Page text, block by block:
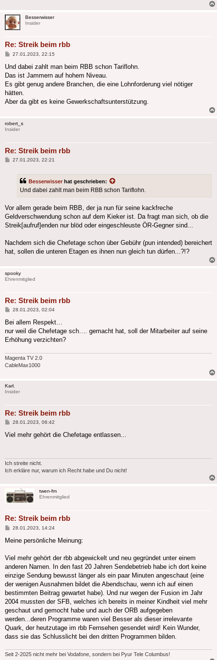
Besserwisser
Insider
Re: Streik beim rbb
Beitrag
27.01.2023, 22:15
Und dabei zahlt man beim RBB schon Tariflohn.
Das ist Jammern auf hohem Niveau.
Es gibt genug andere Branchen, die eine Lohnforderung viel nötiger
hätten.
Aber da gibt es keine Gewerkschaftsunterstützung.
robert_s
Insider
Re: Streik beim rbb
Beitrag
27.01.2023, 22:21
Besserwisser hat geschrieben:
Und dabei zahlt man beim RBB schon Tariflohn.
Vor allem gerade beim RBB, der ja nun für seine kackfreche
Geldverschwendung schon auf dem Kieker ist. Da fragt man sich, ob die
Streik[aufruf]enden nur blöd oder eingeschleuste ÖR-Gegner sind...
Nachdem sich die Chefetage schon über Gebühr (pun intended) bereichert
hat, sollen die unteren Etagen es ihnen nun gleich tun dürfen...?!?
spooky
Ehrenmitglied
Re: Streik beim rbb
Beitrag
28.01.2023, 02:04
Bei allem Respekt…
nur weil die Chefetage sch…. gemacht hat, soll der Mitarbeiter auf seine
Erhöhung verzichten?
Magenta TV 2.0
CableMax1000
Karl.
Insider
Re: Streik beim rbb
Beitrag
28.01.2023, 06:42
Viel mehr gehört die Chefetage entlassen...
Ich streite nicht.
Ich erkläre nur, warum ich Recht habe und Du nicht!
twen-fm
Ehrenmitglied
Re: Streik beim rbb
Beitrag
28.01.2023, 14:24
Meine persönliche Meinung:
Viel mehr gehört der rbb abgewickelt und neu gegründet unter einem
anderen Namen. In den fast 20 Jahren Sendebetrieb habe ich dort keine
einzige Sendung bewusst länger als ein paar Minuten angeschaut (eine
der wenigen Ausnahmen bildet die Abendschau, wenn ich auf einen
bestimmten Beitrag gewartet habe). Und nur wegen der Fusion im Jahr
2004 mussten der SFB, welches ich bereits in meiner Kindheit viel mehr
geschaut und gemocht habe und auch der ORB aufgegeben
werden...deren Programme waren viel Besser als dieser irrelevante
Quark, der heutzutage im rbb Fernsehen gesendet wird! Kein Wunder,
dass sie das Schlusslicht bei den dritten Programmen bilden.
Seit 2-2025 nicht mehr bei Vodafone, sondern bei Pyur Tele Columbus!